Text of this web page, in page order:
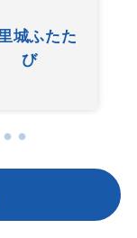
城ふたた
び